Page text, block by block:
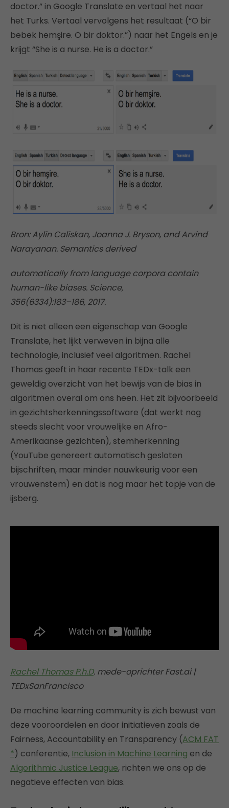
doctor.” in Google Translate en vertaal het naar
het Turks. Vertaal vervolgens het resultaat (“O bir
bebek hemşire. O bir doktor.”) naar het Engels en je
krijgt “She is a nurse. He is a doctor.”
Bron: Aylin Caliskan, Joanna J. Bryson, and Arvind
Narayanan. Semantics derived
automatically from language corpora contain
human-like biases. Science,
356(6334):183–186, 2017.
Dit is niet alleen een eigenschap van Google
Translate, het lijkt verweven in bijna alle
technologie, inclusief veel algoritmen. Rachel
Thomas geeft in haar recente TEDx-talk een
geweldig overzicht van het bewijs van de bias in
algoritmen overal om ons heen. Het zit bijvoorbeeld
in gezichtsherkenningssoftware (dat werkt nog
steeds slecht voor vrouwelijke en Afro-
Amerikaanse gezichten), stemherkenning
(YouTube genereert automatisch gesloten
bijschriften, maar minder nauwkeurig voor een
vrouwenstem) en dat is nog maar het topje van de
ijsberg.
Rachel Thomas P.h.D. mede-oprichter Fast.ai |
TEDxSanFrancisco
De machine learning community is zich bewust van
deze vooroordelen en door initiatieven zoals de
Fairness, Accountability en Transparency (ACM FAT
*) conferentie, Inclusion in Machine Learning en de
Algorithmic Justice League, richten we ons op de
negatieve effecten van bias.